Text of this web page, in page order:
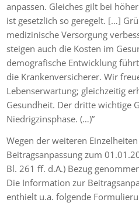
anpassen. Gleiches gilt bei
ist gesetzlich so geregelt. […]
medizinische Versorgung
steigen auch die Kosten im
demografische Entwicklung
die Krankenversicherer. Wir
Lebenserwartung; gleichzeitig
Gesundheit. Der dritte wichtige
Niedrigzinsphase. (…)”
Wegen der weiteren
Beitragsanpassung zum
Bl. 261 ff. d.A.) Bezug
Die Information zur
enthielt u.a. folgende